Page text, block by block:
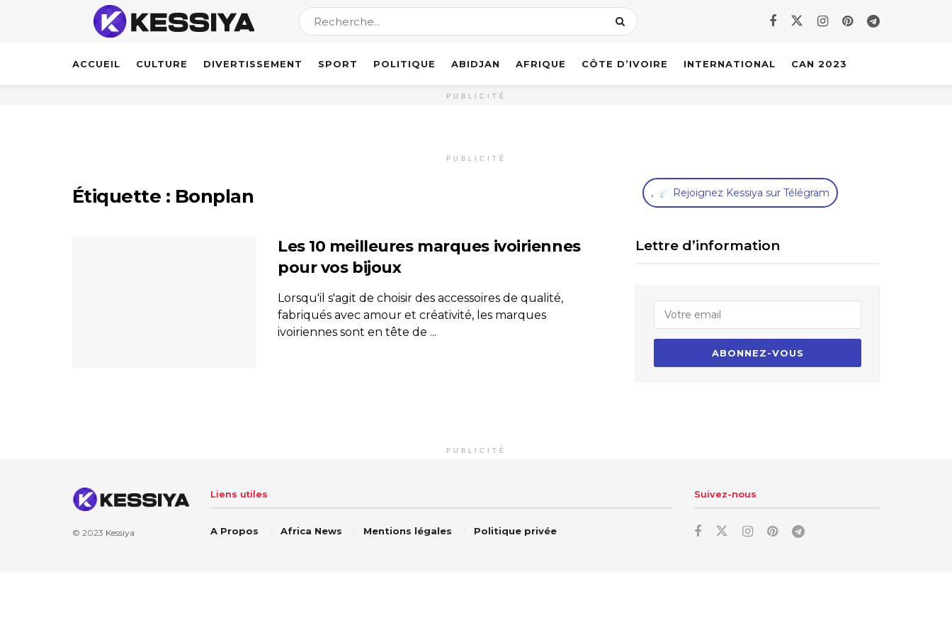
ACCUEIL CULTURE DIVERTISSEMENT SPORT POLITIQUE ABIDJAN AFRIQUE CÔTE D’IVOIRE INTERNATIONAL CAN 2023
PUBLICITÉ
PUBLICITÉ
Étiquette : Bonplan
Les 10 meilleures marques ivoiriennes
pour vos bijoux
Lorsqu'il s'agit de choisir des accessoires de qualité,
fabriqués avec amour et créativité, les marques
ivoiriennes sont en tête de ...
, Rejoignez Kessiya sur Télégram
Lettre d’information
PUBLICITÉ
© 2023 Kessiya
Liens utiles
A Propos Africa News Mentions légales Politique privée
Suivez-nous